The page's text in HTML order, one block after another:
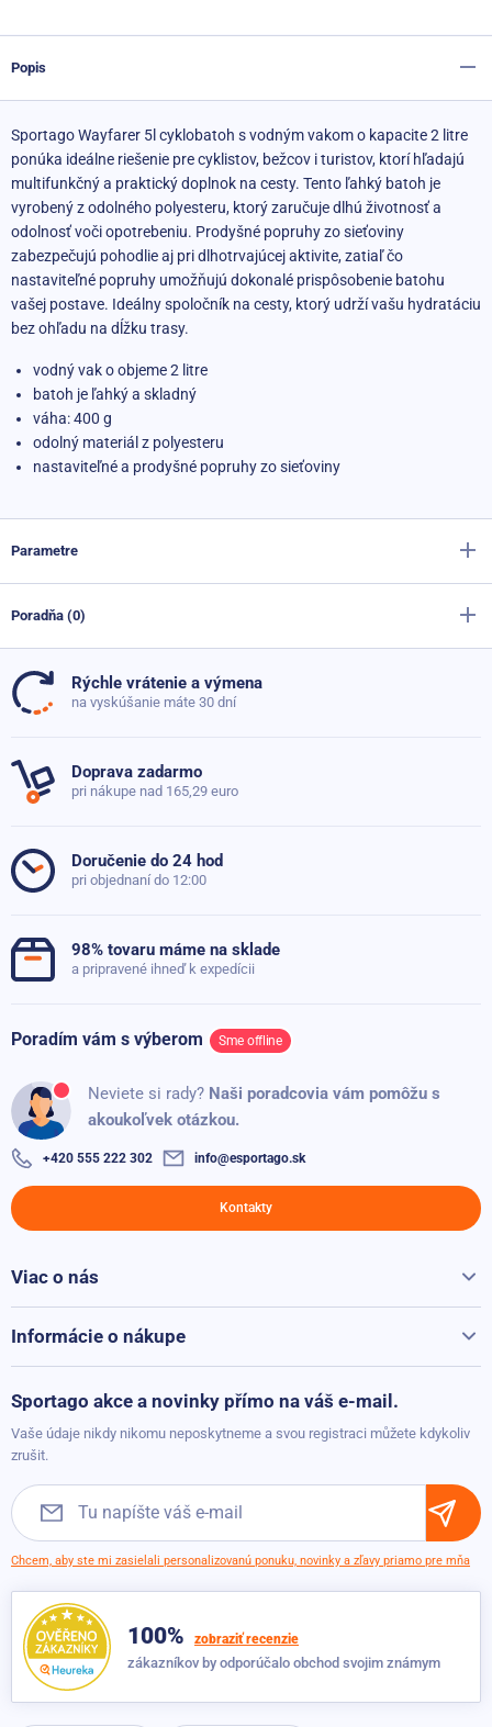
Popis
Sportago Wayfarer 5l cyklobatoh s vodným vakom o kapacite 2 litre
ponúka ideálne riešenie pre cyklistov, bežcov i turistov, ktorí hľadajú
multifunkčný a praktický doplnok na cesty. Tento ľahký batoh je
vyrobený z odolného polyesteru, ktorý zaručuje dlhú životnosť a
odolnosť voči opotrebeniu. Prodyšné popruhy zo sieťoviny
zabezpečujú pohodlie aj pri dlhotrvajúcej aktivite, zatiaľ čo
nastaviteľné popruhy umožňujú dokonalé prispôsobenie batohu
vašej postave. Ideálny spoločník na cesty, ktorý udrží vašu hydratáciu
bez ohľadu na dĺžku trasy.
vodný vak o objeme 2 litre
batoh je ľahký a skladný
váha: 400 g
odolný materiál z polyesteru
nastaviteľné a prodyšné popruhy zo sieťoviny
Parametre
Výrobca
Farba
Materiál
Výška
Šírka
Hmotnosť
Poradňa (0)
Doteraz neboli pridané žiadne otázky. Pýtajte sa nás,
Položiť dotaz
Rýchle vrátenie a výmena
na vyskúšanie máte 30 dní
Doprava zadarmo
pri nákupe nad 165,29 euro
Doručenie do 24 hod
pri objednaní do 12:00
98% tovaru máme na sklade
a pripravené ihneď k expedícii
Poradím vám s výberom Sme offline
Neviete si rady? Naši poradcovia vám pomôžu s
akoukoľvek otázkou.
+420 555 222 302 info@esportago.sk
Kontakty
Viac o nás
Kontakty
Informácie o nákupe
Obchodné podmienky
Sportago akce a novinky přímo na váš e-mail.
Vaše údaje nikdy nikomu neposkytneme a svou registraci můžete kdykoliv
zrušit.
Chcem, aby ste mi zasielali personalizovanú ponuku, novinky a zľavy priamo pre mňa
100% zobraziť recenzie
zákazníkov by odporúčalo obchod svojim známym